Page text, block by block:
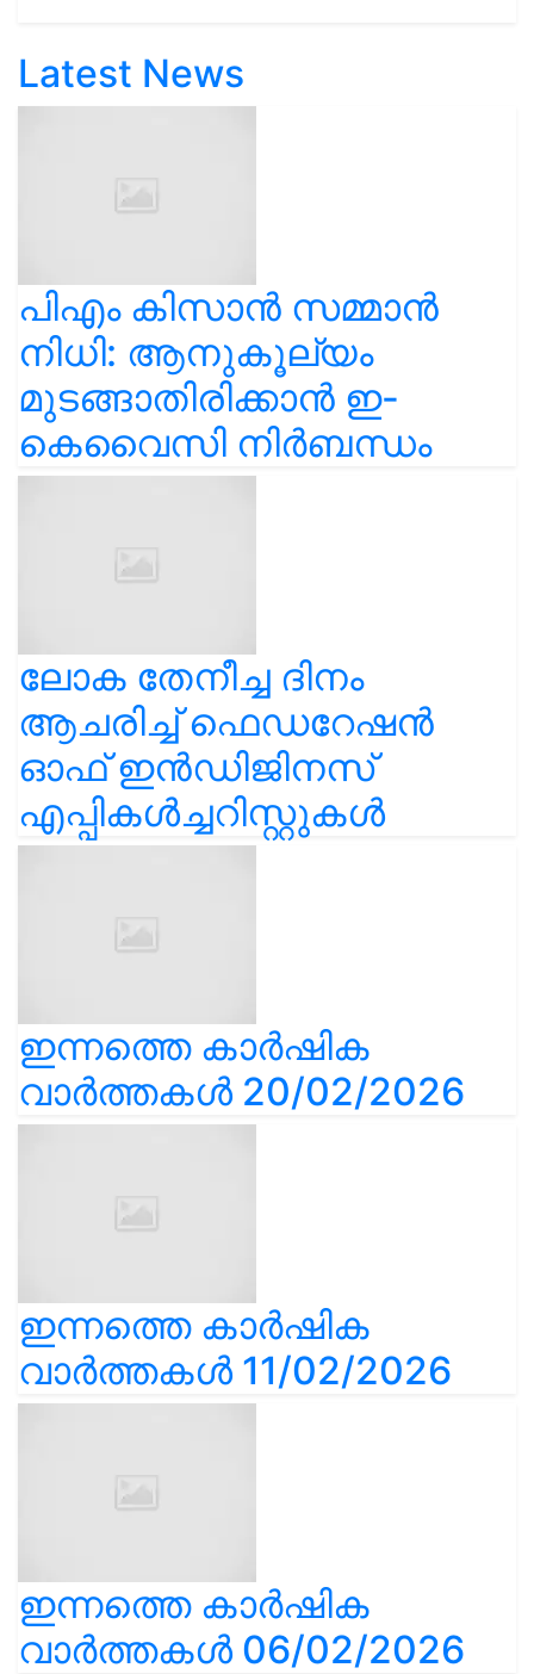
Latest News
പിഎം കിസാൻ സമ്മാൻ
നിധി: ആനുകൂല്യം
മുടങ്ങാതിരിക്കാൻ ഇ-
കെവൈസി നിർബന്ധം
ലോക തേനീച്ച ദിനം
ആചരിച്ച് ഫെഡറേഷൻ
ഓഫ് ഇൻഡിജിനസ്
എപ്പികൾച്ചറിസ്റ്റുകൾ
ഇന്നത്തെ കാർഷിക
വാർത്തകൾ 20/02/2026
ഇന്നത്തെ കാർഷിക
വാർത്തകൾ 11/02/2026
ഇന്നത്തെ കാർഷിക
വാർത്തകൾ 06/02/2026